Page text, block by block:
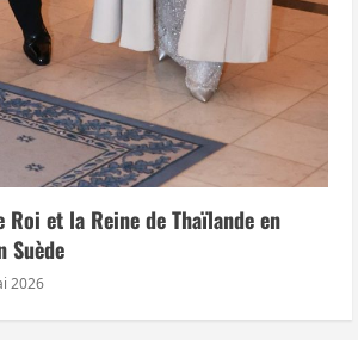
Roi et la Reine de Thaïlande en
Suède
2026